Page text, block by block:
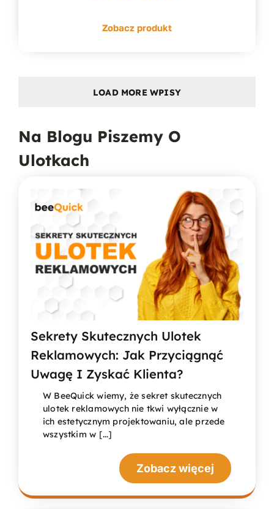
Zobacz produkt
LOAD MORE WPISY
Na Blogu Piszemy O
Ulotkach
Sekrety Skutecznych Ulotek
Reklamowych: Jak Przyciągnąć
Uwagę I Zyskać Klienta?
W BeeQuick wiemy, że sekret skutecznych
ulotek reklamowych nie tkwi wyłącznie w
ich estetycznym projektowaniu, ale przede
wszystkim w [...]
Zobacz więcej